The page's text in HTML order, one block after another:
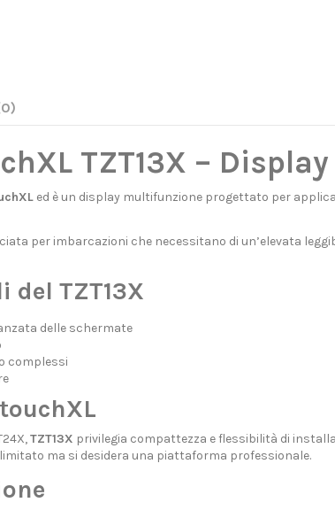
TZT13X –
ed è un display multifunzione progettato per
per imbarcazioni che necessitano di un’elevata
TZT13X
delle schermate
complessi
TZT13X privilegia compattezza e flessibilità di
ma si desidera una piattaforma professionale.